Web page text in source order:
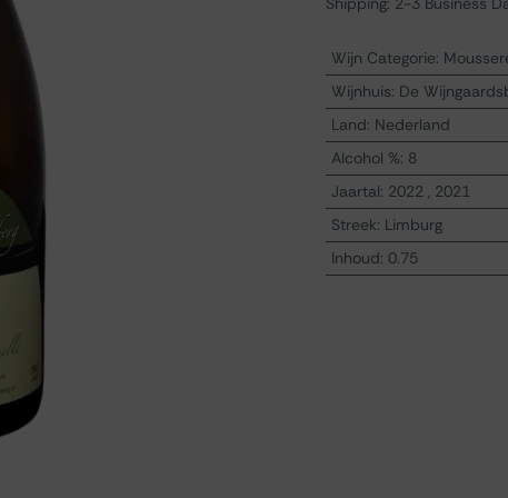
Wijn Categorie:
Wijnhuis: De
Land: Nederland
Alcohol %: 8
Jaartal: 2022, 2021
Streek: Limburg
Inhoud: 0.75